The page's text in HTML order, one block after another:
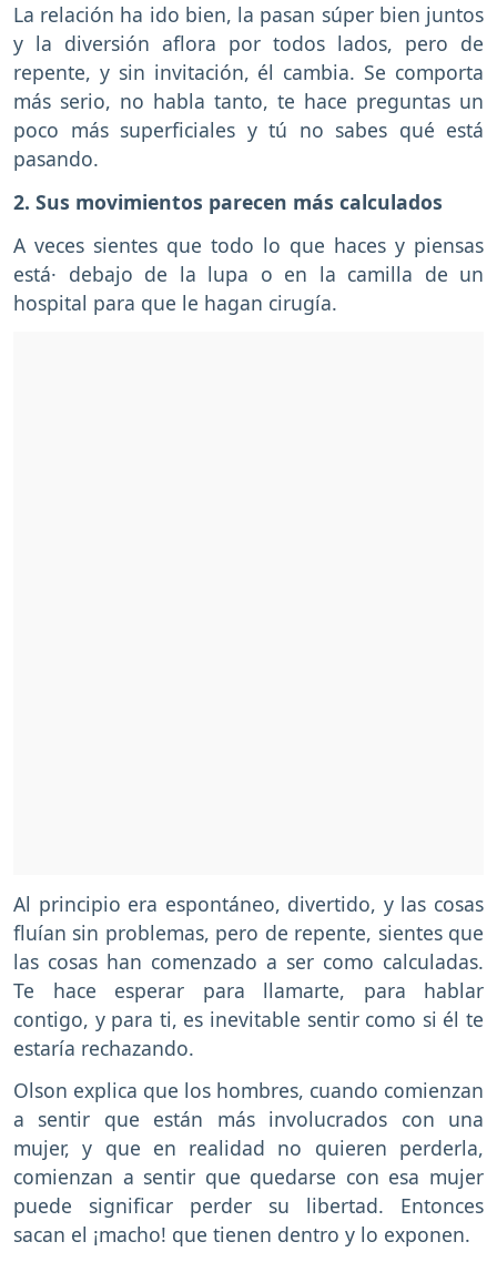
La relación ha ido bien, la pasan súper bien juntos
y la diversión aflora por todos lados, pero de
repente, y sin invitación, él cambia. Se comporta
más serio, no habla tanto, te hace preguntas un
poco más superficiales y tú no sabes qué está
pasando.
2. Sus movimientos parecen más calculados
A veces sientes que todo lo que haces y piensas
está· debajo de la lupa o en la camilla de un
hospital para que le hagan cirugía.
Al principio era espontáneo, divertido, y las cosas
fluían sin problemas, pero de repente, sientes que
las cosas han comenzado a ser como calculadas.
Te hace esperar para llamarte, para hablar
contigo, y para ti, es inevitable sentir como si él te
estaría rechazando.
Olson explica que los hombres, cuando comienzan
a sentir que están más involucrados con una
mujer, y que en realidad no quieren perderla,
comienzan a sentir que quedarse con esa mujer
puede significar perder su libertad. Entonces
sacan el ¡macho! que tienen dentro y lo exponen.